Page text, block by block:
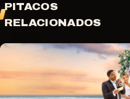
PITACOS
RELACIONADOS